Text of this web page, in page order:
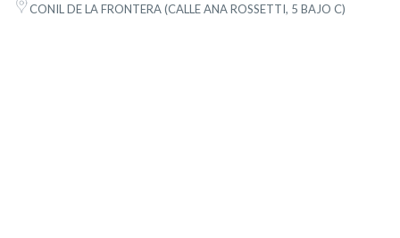
CONIL DE LA FRONTERA (CALLE ANA ROSSETTI, 5 BAJO C)